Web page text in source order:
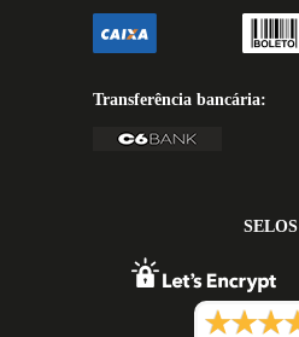
Transferência bancária:
SELOS